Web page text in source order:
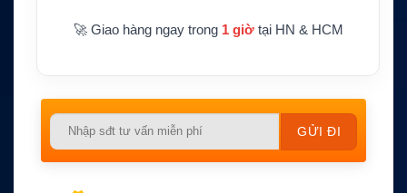
🚀 Giao hàng ngay trong 1 giờtại HN & HCM
Please